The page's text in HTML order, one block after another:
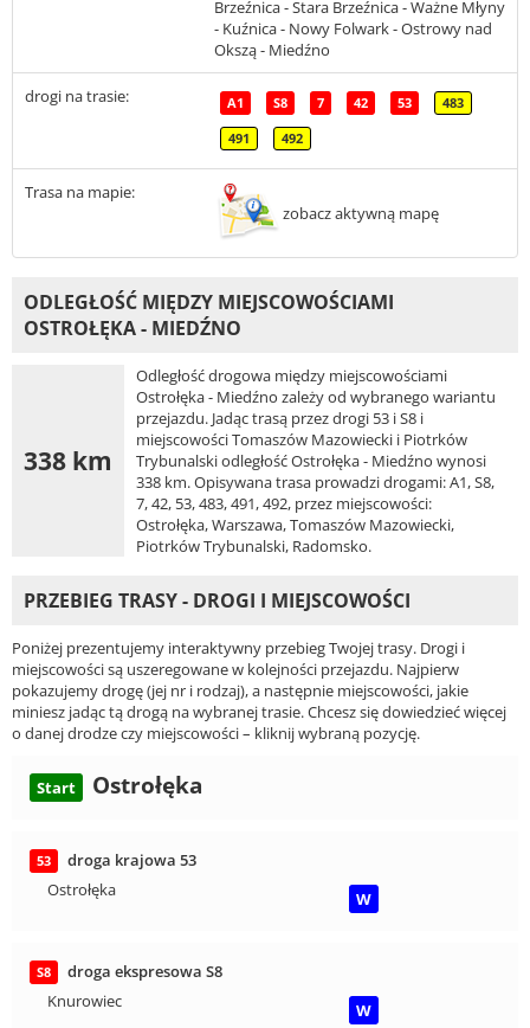
Brzeźnica - Stara Brzeźnica - Ważne Młyny
- Kuźnica - Nowy Folwark - Ostrowy nad
Okszą - Miedźno
drogi na trasie: A1 S8 7 42 53 483
491 492
Trasa na mapie:
zobacz aktywną mapę
ODLEGŁOŚĆ MIĘDZY MIEJSCOWOŚCIAMI
OSTROŁĘKA - MIEDŹNO
338 km
Odległość drogowa między miejscowościami
Ostrołęka - Miedźno zależy od wybranego wariantu
przejazdu. Jadąc trasą przez drogi 53 i S8 i
miejscowości Tomaszów Mazowiecki i Piotrków
Trybunalski odległość Ostrołęka - Miedźno wynosi
338 km. Opisywana trasa prowadzi drogami: A1, S8,
7, 42, 53, 483, 491, 492, przez miejscowości:
Ostrołęka, Warszawa, Tomaszów Mazowiecki,
Piotrków Trybunalski, Radomsko.
PRZEBIEG TRASY - DROGI I MIEJSCOWOŚCI
Poniżej prezentujemy interaktywny przebieg Twojej trasy. Drogi i
miejscowości są uszeregowane w kolejności przejazdu. Najpierw
pokazujemy drogę (jej nr i rodzaj), a następnie miejscowości, jakie
miniesz jadąc tą drogą na wybranej trasie. Chcesz się dowiedzieć więcej
o danej drodze czy miejscowości – kliknij wybraną pozycję.
Start Ostrołęka
53
droga krajowa 53
Ostrołęka
W
S8
droga ekspresowa S8
Knurowiec
W